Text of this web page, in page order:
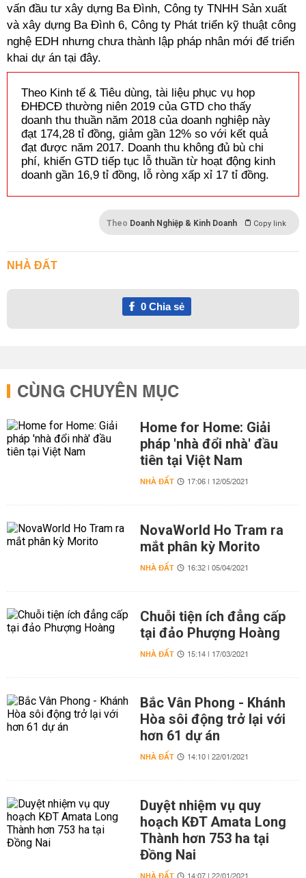
vấn đầu tư xây dựng Ba Đình, Công ty TNHH Sản xuất
và xây dựng Ba Đình 6, Công ty Phát triển kỹ thuật công
nghệ EDH nhưng chưa thành lập pháp nhân mới để triển
khai dự án tại đây.
Theo Kinh tế & Tiêu dùng, tài liệu phục vụ họp
ĐHĐCĐ thường niên 2019 của GTD cho thấy
doanh thu thuần năm 2018 của doanh nghiệp này
đạt 174,28 tỉ đồng, giảm gần 12% so với kết quả
đạt được năm 2017. Doanh thu không đủ bù chi
phí, khiến GTD tiếp tục lỗ thuần từ hoạt động kinh
doanh gần 16,9 tỉ đồng, lỗ ròng xấp xỉ 17 tỉ đồng.
Theo Doanh Nghiệp & Kinh Doanh Copy link
NHÀ ĐẤT
0Chia sẻ
CÙNG CHUYÊN MỤC
Home for Home: Giải
pháp 'nhà đổi nhà' đầu
tiên tại Việt Nam
NHÀ ĐẤT 17:06 | 12/05/2021
NovaWorld Ho Tram ra
mắt phân kỳ Morito
NHÀ ĐẤT 16:32 | 05/04/2021
Chuỗi tiện ích đẳng cấp
tại đảo Phượng Hoàng
NHÀ ĐẤT 15:14 | 17/03/2021
Bắc Vân Phong - Khánh
Hòa sôi động trở lại với
hơn 61 dự án
NHÀ ĐẤT 14:10 | 22/01/2021
Duyệt nhiệm vụ quy
hoạch KĐT Amata Long
Thành hơn 753 ha tại
Đồng Nai